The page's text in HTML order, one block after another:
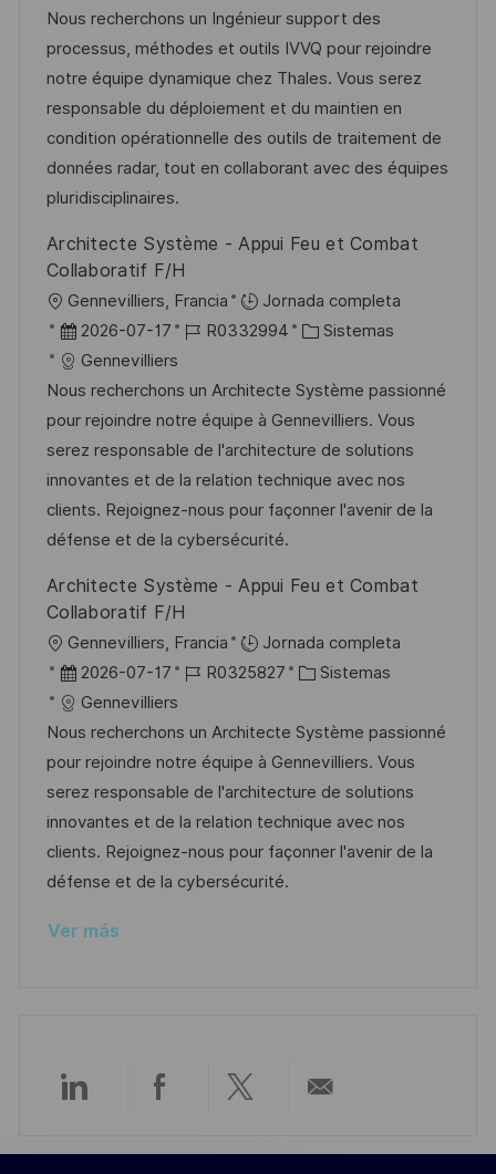
c
a
c
i
ó
n
c
h
a
d
e
p
u
l
a
c
d
e
e
m
p
l
t
e
g
o
r
í
Nous recherchons un Ingénieur support des
processus, méthodes et outils IVVQ pour rejoindre
notre équipe dynamique chez Thales. Vous serez
responsable du déploiement et du maintien en
condition opérationnelle des outils de traitement de
données radar, tout en collaborant avec des équipes
pluridisciplinaires.
Architecte Système - Appui Feu et Combat
Collaboratif F/H
U
b
c
a
c
i
ó
n
Gennevilliers, Francia
Jornada completa
F
e
c
h
a
d
e
p
b
c
a
2026-07-17
I
d
e
e
m
p
l
o
R0332994
C
t
e
g
o
r
Sistemas
Gennevilliers
Nous recherchons un Architecte Système passionné
pour rejoindre notre équipe à Gennevilliers. Vous
serez responsable de l'architecture de solutions
innovantes et de la relation technique avec nos
clients. Rejoignez-nous pour façonner l'avenir de la
défense et de la cybersécurité.
Architecte Système - Appui Feu et Combat
Collaboratif F/H
U
b
c
a
c
i
ó
n
Gennevilliers, Francia
Jornada completa
F
e
c
h
a
d
e
p
b
2026-07-17
I
d
e
e
m
p
l
R0325827
C
t
e
g
o
r
Sistemas
Gennevilliers
Nous recherchons un Architecte Système passionné
pour rejoindre notre équipe à Gennevilliers. Vous
serez responsable de l'architecture de solutions
innovantes et de la relation technique avec nos
clients. Rejoignez-nous pour façonner l'avenir de la
défense et de la cybersécurité.
Ver más
Compartir
a
Compartir
a
Compartir
a
por